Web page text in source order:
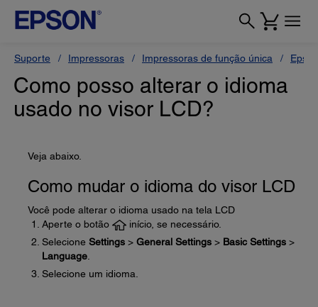
Suporte Impressoras Impressoras de função única
Como posso alterar o idioma
usado no visor LCD?
Veja abaixo.
Como mudar o idioma do visor LCD
Você pode alterar o idioma usado na tela LCD
Aperte o botão
início, se necessário.
Selecione Settings > General Settings > Basic Settings >
Language
Selecione um idioma.